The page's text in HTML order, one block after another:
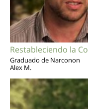
Restableciendo la
Graduado de Narconon
Alex M.